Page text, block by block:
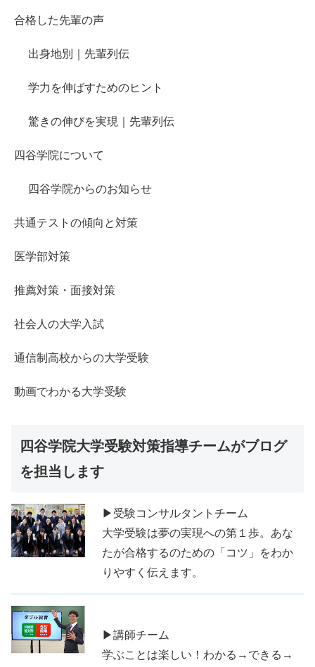
合格した先輩の声
出身地別｜先輩列伝
学力を伸ばすためのヒント
驚きの伸びを実現｜先輩列伝
四谷学院について
四谷学院からのお知らせ
共通テストの傾向と対策
医学部対策
推薦対策・面接対策
社会人の大学入試
通信制高校からの大学受験
動画でわかる大学受験
四谷学院大学受験対策指導チームがブログ
を担当します
▶受験コンサルタントチーム
大学受験は夢の実現への第１歩。あな
たが合格するのための「コツ」をわか
りやすく伝えます。
▶講師チーム
学ぶことは楽しい！わかる→できる→